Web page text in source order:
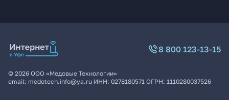
8 800 123-13-15
© 2026 ООО «Медовые Технологии»
email: medotech.info@ya.ru ИНН: 0278180571 ОГРН: 1110280037526